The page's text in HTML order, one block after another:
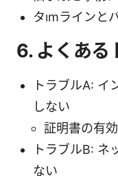
タımラインと
6. よくある
トラブルA: イ
しない
証明書の有
トラブルB: ネ
ない